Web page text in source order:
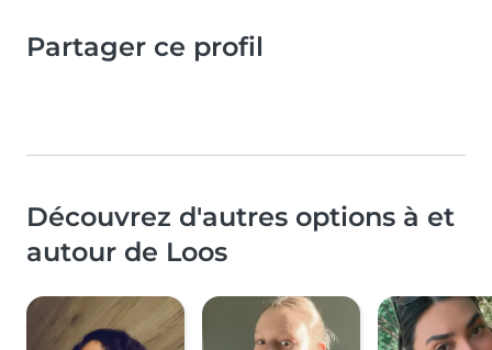
Partager ce profil
Découvrez d'autres options à et
autour de Loos